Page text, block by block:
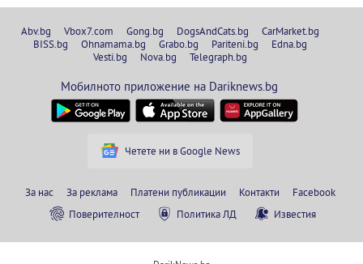
Abv.bg Vbox7.com Gong.bg DogsAndCats.bg
CarMarket.bg
BISS.bg
Ohnamama.bg Grabo.bg Pariteni.bg
Edna.bg
Vesti.bg
Nova.bg Telegraph.bg
Мобилното приложение на Dariknews.bg
Четете ни в Google News
За нас За реклама Платени публикации Контакти
Facebook
Поверителност
Политика ЛД Известия